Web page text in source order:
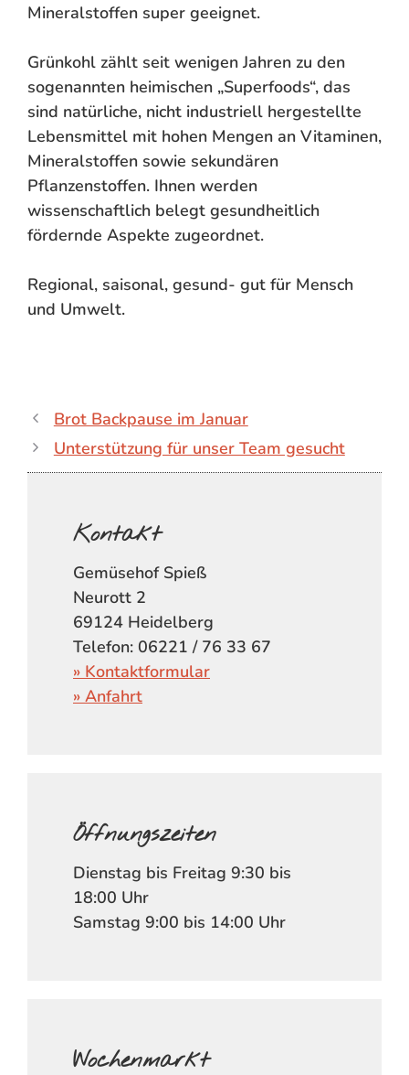
Mineralstoffen super geeignet.
Grünkohl zählt seit wenigen Jahren zu den
sogenannten heimischen „Superfoods“, das
sind natürliche, nicht industriell hergestellte
Lebensmittel mit hohen Mengen an Vitaminen,
Mineralstoffen sowie sekundären
Pflanzenstoffen. Ihnen werden
wissenschaftlich belegt gesundheitlich
fördernde Aspekte zugeordnet.
Regional, saisonal, gesund- gut für Mensch
und Umwelt.
Brot Backpause im Januar
Unterstützung für unser Team gesucht
Kontakt
Gemüsehof Spieß
Neurott 2
69124 Heidelberg
Telefon: 06221 / 76 33 67
» Kontaktformular
» Anfahrt
Öffnungszeiten
Dienstag bis Freitag 9:30 bis
18:00 Uhr
Samstag 9:00 bis 14:00 Uhr
Wochenmarkt